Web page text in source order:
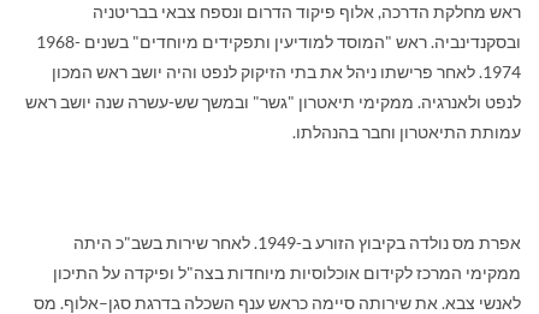
ראש מחלקת הדרכה, אלוף פיקוד הדרום ונספח צבאי בבריטניה
ובסקנדינביה. ראש "המוסד למודיעין ותפקידים מיוחדים" בשנים 1968-
1974. לאחר פרישתו ניהל את בתי הזיקוק לנפט והיה יושב ראש המכון
לנפט ולאנרגיה. ממקימי תיאטרון "גשר" ובמשך שש-עשרה שנה יושב ראש
עמותת התיאטרון וחבר בהנהלתו.
אפרת מס נולדה בקיבוץ הזורע ב-1949. לאחר שירות בשב"כ היתה
ממקימי המרכז לקידום אוכלוסיות מיוחדות בצה"ל ופיקדה על התיכון
לאנשי צבא. את שירותה סיימה כראש ענף השכלה בדרגת סגן–אלוף. מס